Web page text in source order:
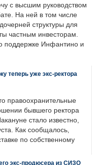
с высшим руководством
На ней в том числе
структуры для
частным инвесторам.
поддержке Инфантино и
теперь уже экс-ректора
правоохранительные
бывшего ректора
стало известно,
Как сообщалось,
по собственному
экс-продюсера из СИЗО